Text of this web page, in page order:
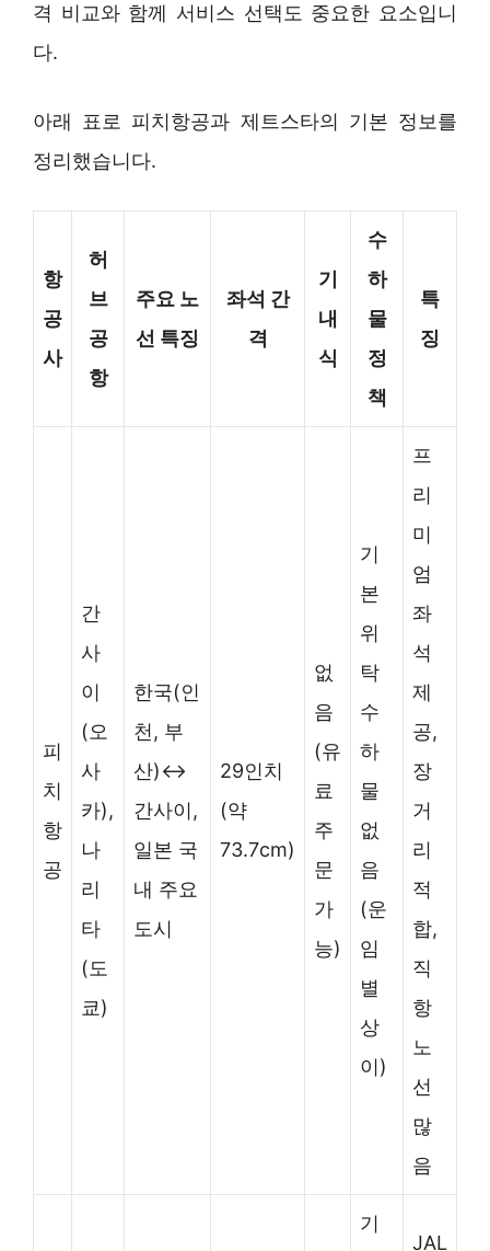
격 비교와 함께 서비스 선택도 중요한 요소입니
다.
아래 표로 피치항공과 제트스타의 기본 정보를
정리했습니다.
항
공
사
허
브
공
항
주요 노
선 특징
좌석 간
격
기
내
식
수
하
물
정
책
특
징
피
치
항
공
간
사
이
(오
사
카),
나
리
타
(도
쿄)
한국(인
천, 부
산)↔
간사이,
일본 국
내 주요
도시
29인치
(약
73.7cm)
없
음
(유
료
주
문
가
능)
기
본
위
탁
수
하
물
없
음
(운
임
별
상
이)
프
리
미
엄
좌
석
제
공,
장
거
리
적
합,
직
항
노
선
많
음
기
JAL